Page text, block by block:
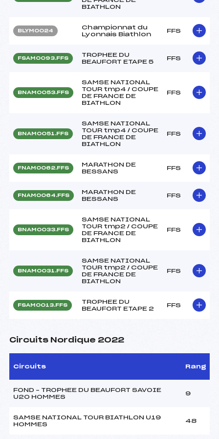
BIATHLON
BLYM0024
Championnat du
Lyonnais Biathlon
FFS
FSAM0093.FFS
TROPHEE DU
BEAUFORT ETAPE 5
FFS
BNAM0053.FFS
SAMSE NATIONAL
TOUR tmp4 / COUPE
DE FRANCE DE
BIATHLON
FFS
BNAM0051.FFS
SAMSE NATIONAL
TOUR tmp4 / COUPE
DE FRANCE DE
BIATHLON
FFS
FNAM0062.FFS
MARATHON DE
BESSANS
FFS
FNAM0064.FFS
MARATHON DE
BESSANS
FFS
BNAM0033.FFS
SAMSE NATIONAL
TOUR tmp2 / COUPE
DE FRANCE DE
BIATHLON
FFS
BNAM0031.FFS
SAMSE NATIONAL
TOUR tmp2 / COUPE
DE FRANCE DE
BIATHLON
FFS
FSAM0013.FFS
TROPHEE DU
BEAUFORT ETAPE 2
FFS
Circuits Nordique 2022
Circuits Rang
FOND – TROPHEE DU BEAUFORT SAVOIE
U20 HOMMES
9
SAMSE NATIONAL TOUR BIATHLON U19
HOMMES
48